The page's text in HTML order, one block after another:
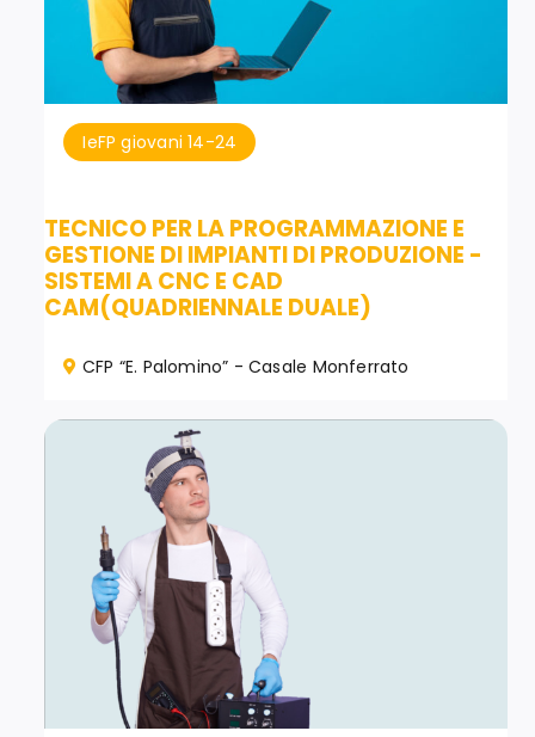
IeFP giovani 14-24
TECNICO PER LA PROGRAMMAZIONE E
GESTIONE DI IMPIANTI DI PRODUZIONE -
SISTEMI A CNC E CAD
CAM(QUADRIENNALE DUALE)
CFP “E. Palomino” - Casale Monferrato